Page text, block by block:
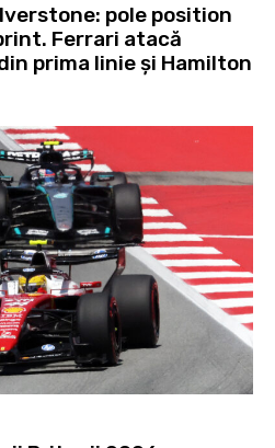
pole position
Ferrari atacă
prima linie și Hamilton